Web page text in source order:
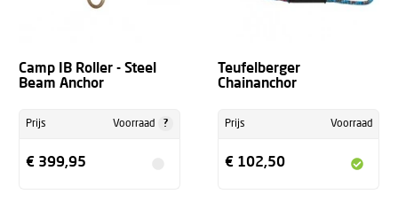
Camp IB Roller - Steel
Beam Anchor
Prijs Voorraad ?
€ 399,95
Teufelberger
Chainanchor
Prijs Voorraad
€ 102,50